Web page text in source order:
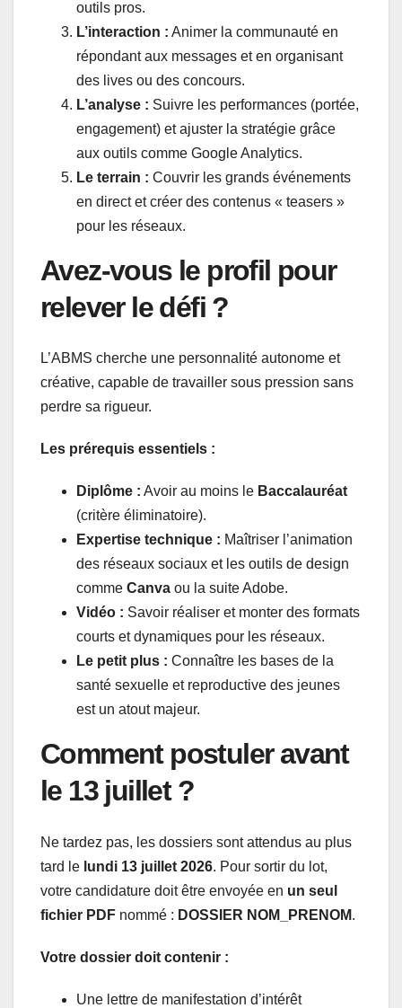
outils pros.
L’interaction : Animer la communauté en
répondant aux messages et en organisant
des lives ou des concours.
L’analyse : Suivre les performances (portée,
engagement) et ajuster la stratégie grâce
aux outils comme Google Analytics.
Le terrain : Couvrir les grands événements
en direct et créer des contenus « teasers »
pour les réseaux.
Avez-vous le profil pour
relever le défi ?
L’ABMS cherche une personnalité autonome et
créative, capable de travailler sous pression sans
perdre sa rigueur.
Les prérequis essentiels :
Diplôme : Avoir au moins le Baccalauréat
(critère éliminatoire).
Expertise technique : Maîtriser l’animation
des réseaux sociaux et les outils de design
comme Canva ou la suite Adobe.
Vidéo : Savoir réaliser et monter des formats
courts et dynamiques pour les réseaux.
Le petit plus : Connaître les bases de la
santé sexuelle et reproductive des jeunes
est un atout majeur.
Comment postuler avant
le 13 juillet ?
Ne tardez pas, les dossiers sont attendus au plus
tard le lundi 13 juillet 2026. Pour sortir du lot,
votre candidature doit être envoyée en un seul
fichier PDF nommé : DOSSIER NOM_PRENOM.
Votre dossier doit contenir :
Une lettre de manifestation d’intérêt